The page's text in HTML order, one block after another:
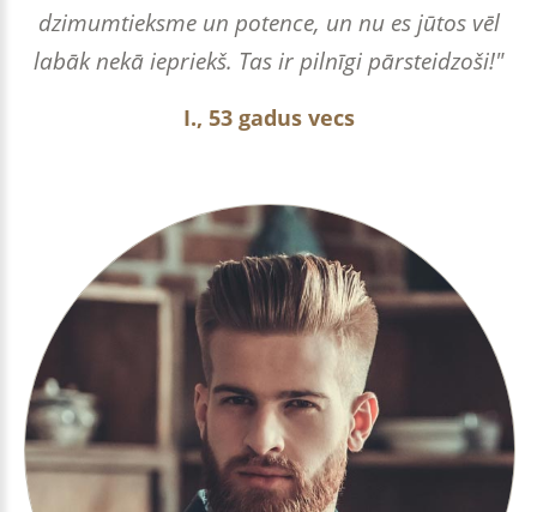
dzimumtieksme un potence, un nu es jūtos vēl
labāk nekā iepriekš. Tas ir pilnīgi pārsteidzoši!"
I., 53 gadus vecs